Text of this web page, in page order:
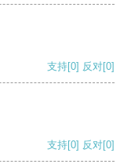
支持[0] 反对[0]
支持[0] 反对[0]